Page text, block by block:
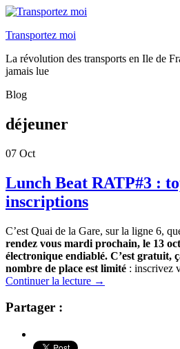
Transportez moi
La révolution des transports en Ile de
jamais lue
Blog
déjeuner
07 Oct
Lunch Beat RATP#3 :
inscriptions
C’est Quai de la Gare, sur la ligne 6,
rendez vous mardi prochain, le 13
électronique endiablé. C’est gratuit,
nombre de place est limité : inscrivez
Continuer la lecture →
Partager :